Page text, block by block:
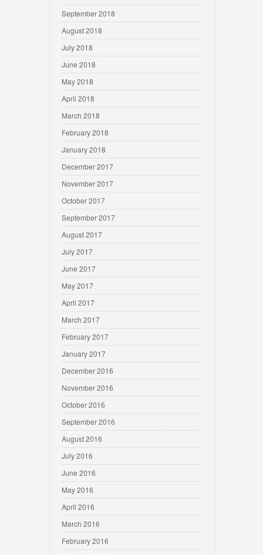
September 2018
August 2018
July 2018
June 2018
May 2018
April 2018
March 2018
February 2018
January 2018
December 2017
November 2017
October 2017
September 2017
August 2017
July 2017
June 2017
May 2017
April 2017
March 2017
February 2017
January 2017
December 2016
November 2016
October 2016
September 2016
August 2016
July 2016
June 2016
May 2016
April 2016
March 2016
February 2016